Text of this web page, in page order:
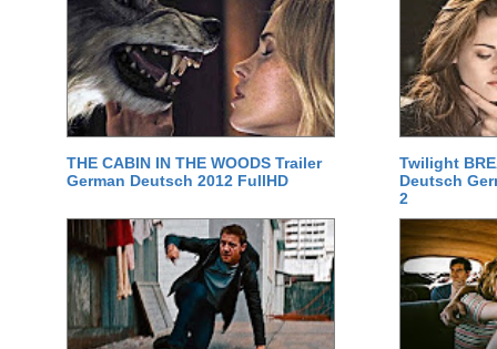
THE CABIN IN THE WOODS Trailer
German Deutsch 2012 FullHD
Twilight
Deutsch
2